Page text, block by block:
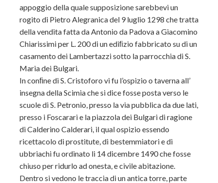
appoggio della quale supposizione sarebbevi un
rogito di Pietro Alegranica del 9 luglio 1298 che tratta
della vendita fatta da Antonio da Padova a Giacomino
Chiarissimi per L. 200 di un ediﬁzio fabbricato su di un
casamento dei Lambertazzi sotto la parrocchia di S.
Maria dei Bulgari.
In conﬁne di S. Cristoforo vi fu l’ospizio o taverna all’
insegna della Scimia che si dice fosse posta verso le
scuole di S. Petronio, presso la via pubblica da due lati,
presso i Foscarari e la piazzola dei Bulgari di ragione
di Calderino Calderari, il qual ospizio essendo
ricettacolo di prostitute, di bestemmiatori e di
ubbriachi fu ordinato li 14 dicembre 1490 che fosse
chiuso per ridurlo ad onesta, e civile abitazione.
Dentro si vedono le traccia di un antica torre, parte